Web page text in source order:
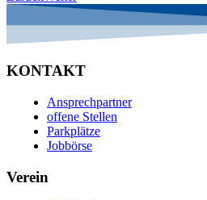
KONTAKT
Ansprechpartner
offene Stellen
Parkplätze
Jobbörse
Verein